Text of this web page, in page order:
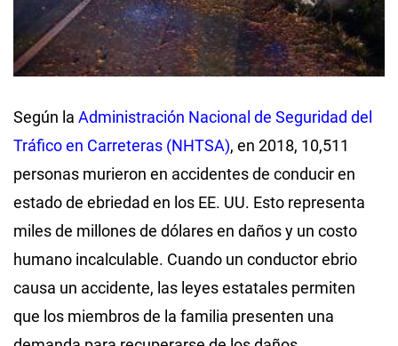
Según la Administración Nacional de Seguridad del
Tráfico en Carreteras (NHTSA), en 2018, 10,511
personas murieron en accidentes de conducir en
estado de ebriedad en los EE. UU. Esto representa
miles de millones de dólares en daños y un costo
humano incalculable. Cuando un conductor ebrio
causa un accidente, las leyes estatales permiten
que los miembros de la familia presenten una